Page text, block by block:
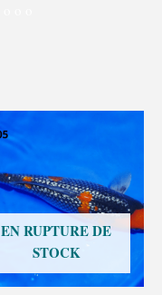
EN RUPTURE DE
STOCK